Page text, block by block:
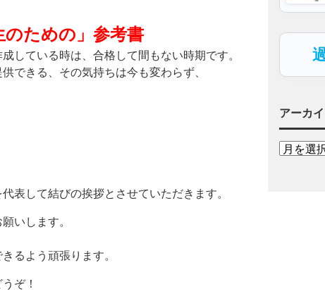
のための」参考書
成している時は、合格して間もない時期です。
できる、その気持ちは今も変わらず、
代表して結びの挨拶とさせていただきます。
いします。
るよう頑張ります。
ぞ！
アーカ